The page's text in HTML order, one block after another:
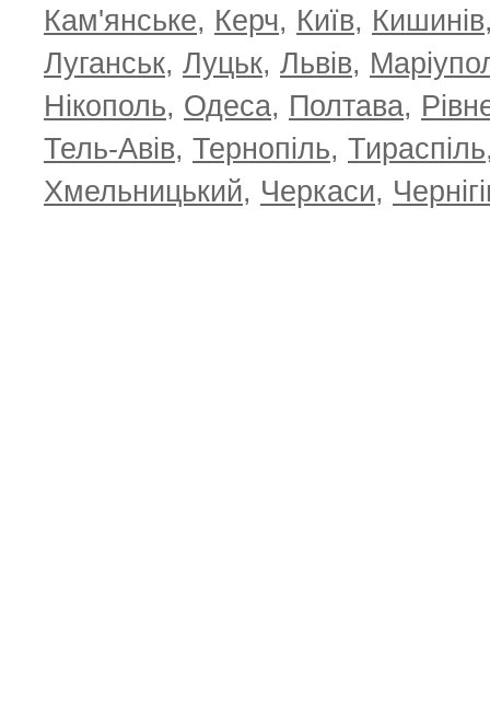
Кам'янське, Керч, Київ, Кишинів
Луганськ, Луцьк, Львів,
Нікополь, Одеса, Полтава,
Тель-Авів, Тернопіль, Тираспіль
Хмельницький, Черкаси,